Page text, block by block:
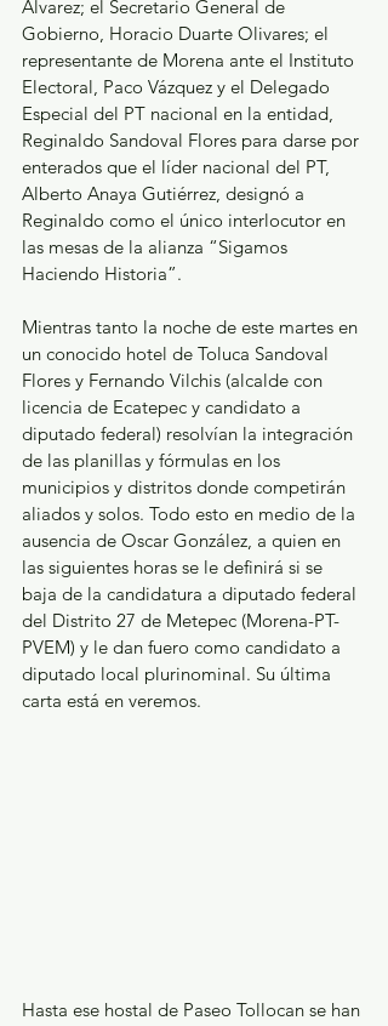
Álvarez; el Secretario General de
Gobierno, Horacio Duarte Olivares; el
representante de Morena ante el Instituto
Electoral, Paco Vázquez y el Delegado
Especial del PT nacional en la entidad,
Reginaldo Sandoval Flores para darse por
enterados que el líder nacional del PT,
Alberto Anaya Gutiérrez, designó a
Reginaldo como el único interlocutor en
las mesas de la alianza “Sigamos
Haciendo Historia”.
Mientras tanto la noche de este martes en
un conocido hotel de Toluca Sandoval
Flores y Fernando Vilchis (alcalde con
licencia de Ecatepec y candidato a
diputado federal) resolvían la integración
de las planillas y fórmulas en los
municipios y distritos donde competirán
aliados y solos. Todo esto en medio de la
ausencia de Oscar González, a quien en
las siguientes horas se le definirá si se
baja de la candidatura a diputado federal
del Distrito 27 de Metepec (Morena-PT-
PVEM) y le dan fuero como candidato a
diputado local plurinominal. Su última
carta está en veremos.
Hasta ese hostal de Paseo Tollocan se han